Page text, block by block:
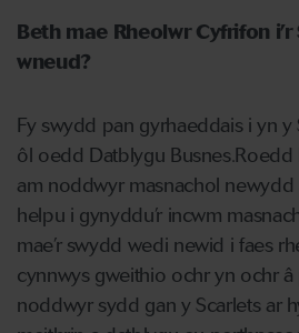
Beth mae Rheolwr Cyfrifon
wneud?
Fy swydd pan gyrhaeddais i yn
ôl oedd Datblygu Busnes.Roedd
am noddwyr masnachol newydd
helpu i gynyddu’r incwm
mae’r swydd wedi newid i faes
cynnwys gweithio ochr yn ochr â
noddwyr sydd gan y Scarlets ar